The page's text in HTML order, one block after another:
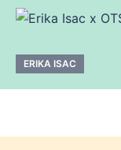
ERIKA ISAC